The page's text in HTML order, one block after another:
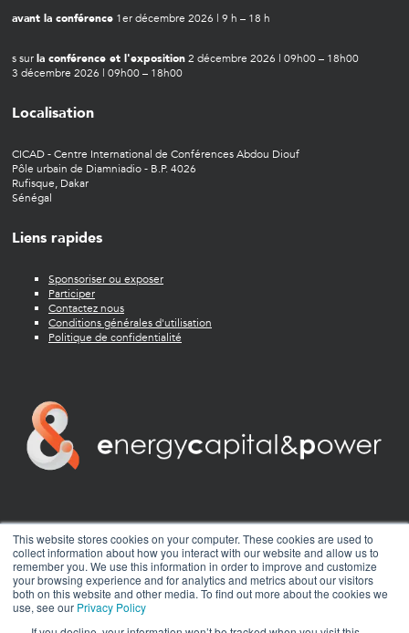
This website stores cookies on your computer. These cookies are used to
collect information about how you interact with our website and allow us to
remember you. We use this information in order to improve and customize
your browsing experience and for analytics and metrics about our visitors
both on this website and other media. To find out more about the cookies we
use, see our Privacy Policy
avant la conférence 1er décembre 2026 | 9 h – 18 h
s surla conférence et l'exposition2 décembre 2026 | 09h00 – 18h00
3 décembre 2026 | 09h00 – 18h00
Localisation
CICAD - Centre International de Conférences Abdou Diouf
Pôle urbain de Diamniadio - B.P. 4026
Rufisque, Dakar
Sénégal
Liens rapides
Sponsoriser ou exposer
Participer
Contactez nous
Conditions générales d'utilisation
Politique de confidentialité
twitter facebookyoutubelinkedininstagram